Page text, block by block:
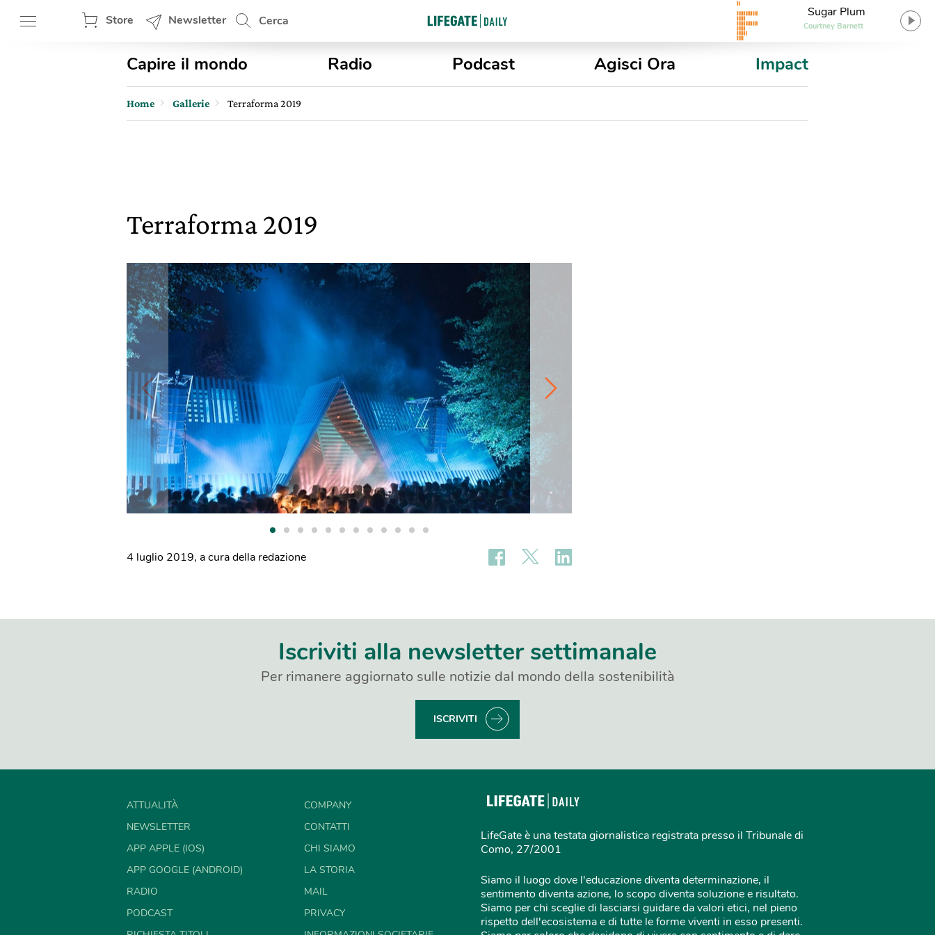
Store Newsletter Cerca
Sugar Plum
Courtney Barnett
Capire il mondo Radio Podcast Agisci Ora Impact
Home Gallerie Terraforma 2019
Terraforma 2019
4 luglio 2019, a cura della redazione
Iscriviti alla newsletter settimanale
Per rimanere aggiornato sulle notizie dal mondo della sostenibilità
ISCRIVITI
ATTUALITÀ
NEWSLETTER
APP APPLE (IOS)
APP GOOGLE (ANDROID)
RADIO
PODCAST
COMPANY
CONTATTI
CHI SIAMO
LA STORIA
MAIL
PRIVACY
LifeGate è una testata giornalistica registrata presso il Tribunale di
Como, 27/2001
Siamo il luogo dove l'educazione diventa determinazione, il
sentimento diventa azione, lo scopo diventa soluzione e risultato.
Siamo per chi sceglie di lasciarsi guidare da valori etici, nel pieno
rispetto dell'ecosistema e di tutte le forme viventi in esso presenti.